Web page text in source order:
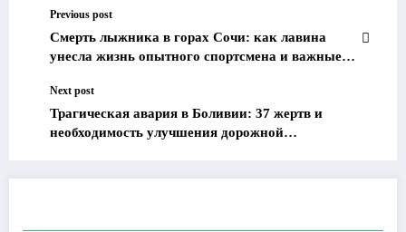
Previous post
Смерть лыжника в горах Сочи: как лавина
унесла жизнь опытного спортсмена и важные
Next post
Трагическая авария в Боливии: 37 жертв и
необходимость улучшения дорожной